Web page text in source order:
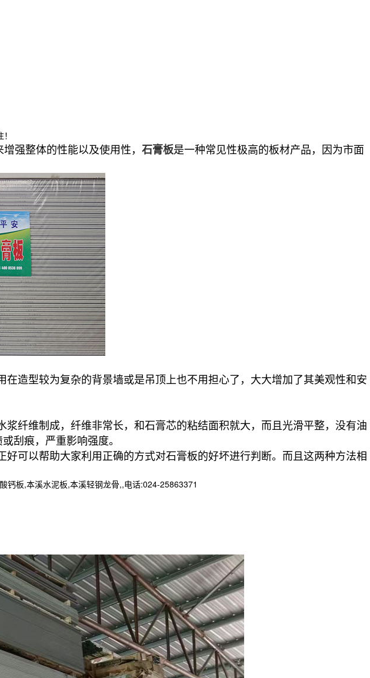
强整体的性能以及使用性， 石膏板是一种常见性极高的板材产品，因为市面
造型较为复杂的背景墙或是吊顶上也不用担心了，大大增加了其美观性和安
纤维制成，纤维非常长，和石膏芯的粘结面积就大，而且光滑平整，没有油
刮痕，严重影响强度。
可以帮助大家利用正确的方式对石膏板的好坏进行判断。而且这两种方法相
钙板,本溪水泥板,本溪轻钢龙骨,,电话:024-25863371